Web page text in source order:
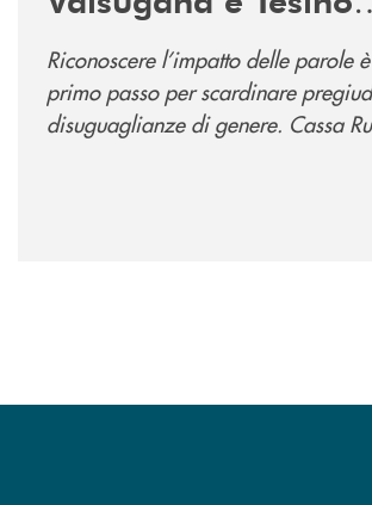
promuove la
“Tolleranza Zero”
Riconoscere l’impatto delle parole
primo passo per scardinare
disuguaglianze di genere. Cassa
valori e influenzi direttamente la